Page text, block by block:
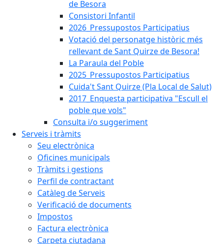
de Besora
Consistori Infantil
2026_Pressupostos Participatius
Votació del personatge històric més
rellevant de Sant Quirze de Besora!
La Paraula del Poble
2025_Pressupostos Participatius
Cuida't Sant Quirze (Pla Local de Salut)
2017_Enquesta participativa "Escull el
poble que vols"
Consulta i/o suggeriment
Serveis i tràmits
Seu electrònica
Oficines municipals
Tràmits i gestions
Perfil de contractant
Catàleg de Serveis
Verificació de documents
Impostos
Factura electrònica
Carpeta ciutadana